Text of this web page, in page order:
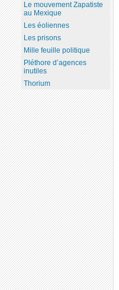
Le mouvement Zapatiste
au Mexique
Les éoliennes
Les prisons
Mille feuille politique
Pléthore d’agences
inutiles
Thorium